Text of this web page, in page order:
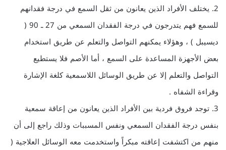
2. يختلف الأفراد الذين يعانون من ثقل السمع في درجة فقدانهم
للسمع فهم يتدرجون في درجة الفقدان السمعي من 27 ـ 90 (
ديسيبل ) ، وهؤلاء يمكنهم التواصل والتعلم عن طريق استخدام
بعض الأجهزة المساعدة على السمع ، أما الأصم فلا يستطيع
التواصل والتعلم إلا عن طريق الوسائل اللاسمعية كلغة الإشارة
وقراءة الشفاه .
3. توجد فروق فردية بين الأفراد الذين يعانون من إعاقة سمعية
بنفس درجة الفقدان السمعي ونفس المسببات وذلك راجع إلى أن
منهم من اكتشفت إعاقته مبكراً واستخدمت معه الوسائل العلاجية (